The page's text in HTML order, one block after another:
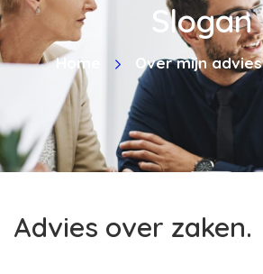
Slogan
Home Over mijn advies
Advies over zaken.